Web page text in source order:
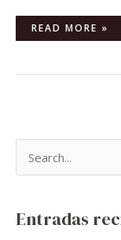
READ MORE »
Entradas